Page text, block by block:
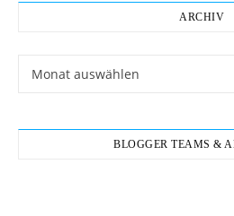
ARCHIV
BLOGGER TEAMS &